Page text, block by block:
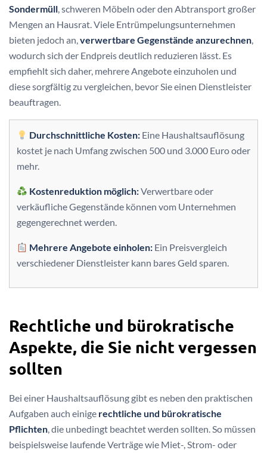
Sondermüll, schweren Möbeln oder den Abtransport großer
Mengen an Hausrat. Viele Entrümpelungsunternehmen
bieten jedoch an,verwertbare Gegenstände anzurechnen,
wodurch sich der Endpreis deutlich reduzieren lässt. Es
empfiehlt sich daher, mehrere Angebote einzuholen und
diese sorgfältig zu vergleichen, bevor Sie einen Dienstleister
beauftragen.
Durchschnittliche Kosten: Eine Haushaltsauflösung
kostet je nach Umfang zwischen 500 und 3.000 Euro oder
mehr.
Kostenreduktion möglich:Verwertbare oder
verkäufliche Gegenstände können vom Unternehmen
gegengerechnet werden.
Mehrere Angebote einholen: Ein Preisvergleich
verschiedener Dienstleister kann bares Geld sparen.
Rechtliche und bürokratische
Aspekte, die Sie nicht vergessen
sollten
Bei einer Haushaltsauflösung gibt es neben den praktischen
Aufgaben auch einige rechtliche und bürokratische
Pflichten , die unbedingt beachtet werden sollten. So müssen
beispielsweise laufende Verträge wie Miet-, Strom- oder